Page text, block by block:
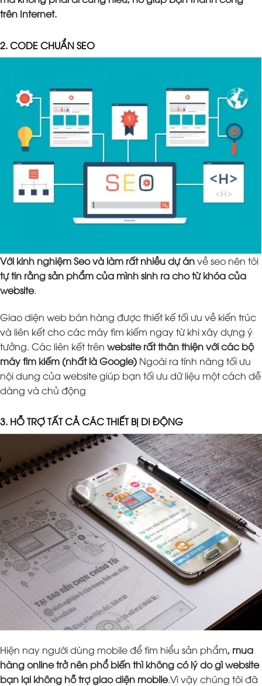
trên Internet.
2. CODE CHUẨN SEO
Với kinh nghiệm Seo và làm rất nhiều dự ánvề seo nên tôi
tự tin rằng sản phẩm của mình sinh ra cho từ khóa của
website.
Giao diện web bán hàng được thiết kế tối ưu về kiến trúc
và liên kết cho các máy tìm kiếm ngay từ khi xây dựng ý
tưởng. Các liên kết trên website rất thân thiện với các bộ
máy tìm kiếm (nhất là Google) Ngoài ra tính năng tối ưu
nội dung của website giúp bạn tối ưu dữ liệu một cách dễ
dàng và chủ động
3. HỖ TRỢ TẤT CẢ CÁC THIẾT BỊ DI ĐỘNG
Hiện nay người dùng mobile để tìm hiểu sản phẩm, mua
hàng online trở nên phổ biến thì không có lý do gì website
bạn lại không hỗ trợ giao diện mobile.Vì vậy chúng tôi đã